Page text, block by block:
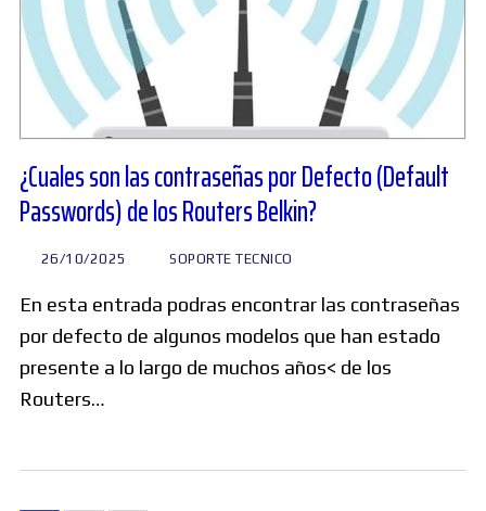
¿Cuales son las contraseñas por Defecto (Default
Passwords) de los Routers Belkin?
26/10/2025 SOPORTE TECNICO
En esta entrada podras encontrar las contraseñas
por defecto de algunos modelos que han estado
presente a lo largo de muchos años< de los
Routers…